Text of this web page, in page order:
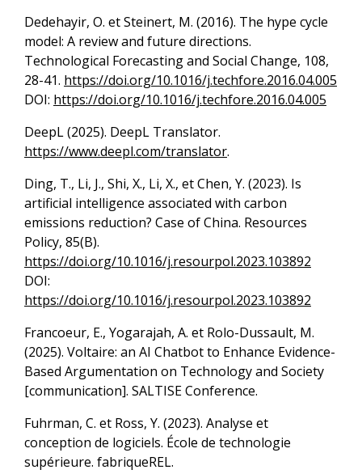
Dedehayir, O. et Steinert, M. (2016). The hype cycle
model: A review and future directions.
Technological Forecasting and Social Change, 108,
28-41. https://doi.org/10.1016/j.techfore.2016.04.005
DOI: https://doi.org/10.1016/j.techfore.2016.04.005
DeepL (2025). DeepL Translator.
https://www.deepl.com/translator.
Ding, T., Li, J., Shi, X., Li, X., et Chen, Y. (2023). Is
artificial intelligence associated with carbon
emissions reduction? Case of China. Resources
Policy, 85(B).
https://doi.org/10.1016/j.resourpol.2023.103892
DOI:
https://doi.org/10.1016/j.resourpol.2023.103892
Francoeur, E., Yogarajah, A. et Rolo-Dussault, M.
(2025). Voltaire: an AI Chatbot to Enhance Evidence-
Based Argumentation on Technology and Society
[communication]. SALTISE Conference.
Fuhrman, C. et Ross, Y. (2023). Analyse et
conception de logiciels. École de technologie
supérieure. fabriqueREL.